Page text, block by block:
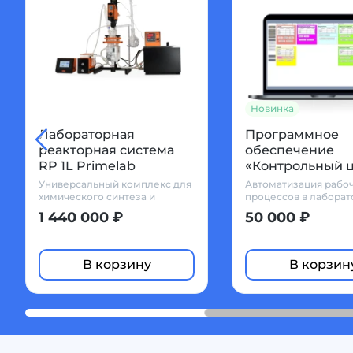
Программное
обеспечение
«Контрольный центр»
Primelab
Автоматизация рабочих
процессов в лаборатории и на
производстве
50 000 ₽
В корзину
Новинка
Лабораторный
реактор RP 1L
Primelab, 1 литр
Объем: 1 л.
329 648 ₽
В